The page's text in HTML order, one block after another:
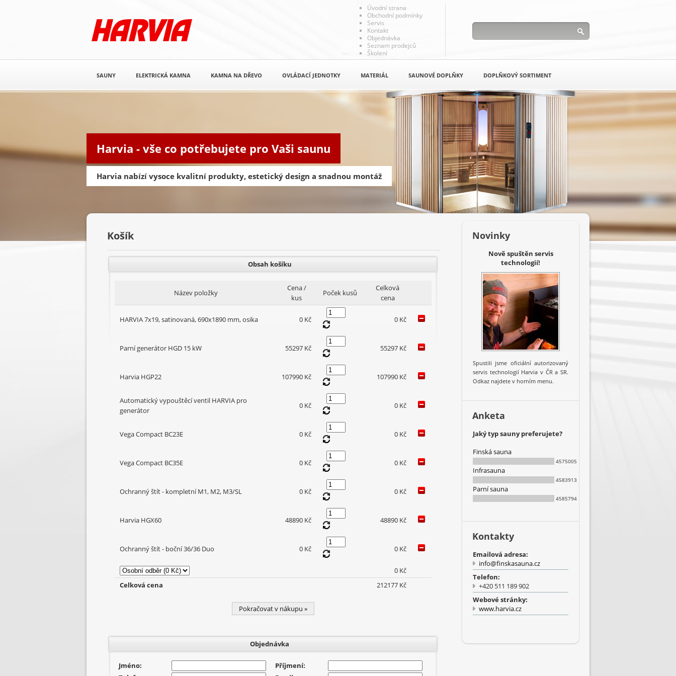
Harvia - vše co potřebujete pro Vaši saunu
Harvia nabízí vysoce kvalitní produkty, estetický design a snadnou montáž
Úvodní strana
Obchodní podmínky
Servis
Kontakt
Objednávka
Seznam prodejců
Školení
SAUNY ELEKTRICKÁ KAMNA KAMNA NA DŘEVO OVLÁDACÍ JEDNOTKY MATERIÁL SAUNOVÉ DOPLŇKY DOPLŇKOVÝ SORTIMENT
Košík
Obsah košíku
Název položky
Cena /
kus
Poček kusů
Celková
cena
HARVIA 7x19, satinovaná, 690x1890 mm, osika 0 Kč 0 Kč
Parní generátor HGD 15 kW 55297 Kč 55297 Kč
Harvia HGP22 107990 Kč 107990 Kč
Automatický vypouštěcí ventil HARVIA pro
generátor
0 Kč 0 Kč
Vega Compact BC23E 0 Kč 0 Kč
Vega Compact BC35E 0 Kč 0 Kč
Ochranný štít - kompletní M1, M2, M3/SL 0 Kč 0 Kč
Harvia HGX60 48890 Kč 48890 Kč
Ochranný štít - boční 36/36 Duo 0 Kč 0 Kč
0 Kč
Celková cena
212177 Kč
Pokračovat v nákupu »
Objednávka
Jméno:
Příjmení:
Novinky
Nově spuštěn servis
technologií!
Spustili jsme oficiální autorizovaný
servis technologií Harvia v ČR a SR.
Odkaz najdete v horním menu.
Anketa
Jaký typ sauny preferujete?
Finská sauna
4575005
Infrasauna
4583913
Parní sauna
4585794
Kontakty
Emailová adresa:
info@finskasauna.cz
Telefon:
+420 511 189 902
Webové stránky:
www.harvia.cz